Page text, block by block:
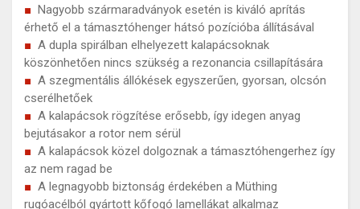
Nagyobb szármaradványok esetén is kiváló aprítás
érhető el a támasztóhenger hátsó pozícióba állításával
A dupla spirálban elhelyezett kalapácsoknak
köszönhetően nincs szükség a rezonancia csillapítására
A szegmentális állókések egyszerűen, gyorsan, olcsón
cserélhetőek
A kalapácsok rögzítése erősebb, így idegen anyag
bejutásakor a rotor nem sérül
A kalapácsok közel dolgoznak a támasztóhengerhez így
az nem ragad be
A legnagyobb biztonság érdekében a Müthing
rugóacélból gyártott kőfogó lamellákat alkalmaz